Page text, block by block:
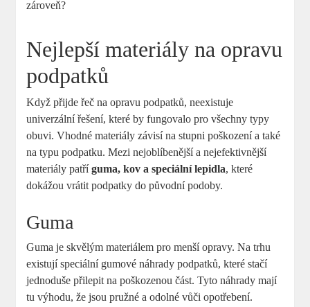
zároveň?
Nejlepší materiály na opravu
podpatků
Když přijde řeč na opravu podpatků, neexistuje
univerzální řešení, které by fungovalo pro všechny typy
obuvi. Vhodné materiály závisí na stupni poškození a také
na typu podpatku. Mezi nejoblíbenější a nejefektivnější
materiály patříguma, kov a speciální lepidla, které
dokážou vrátit podpatky do původní podoby.
Guma
Guma je skvělým materiálem pro menší opravy. Na trhu
existují speciální gumové náhrady podpatků, které stačí
jednoduše přilepit na poškozenou část. Tyto náhrady mají
tu výhodu, že jsou pružné a odolné vůči opotřebení.